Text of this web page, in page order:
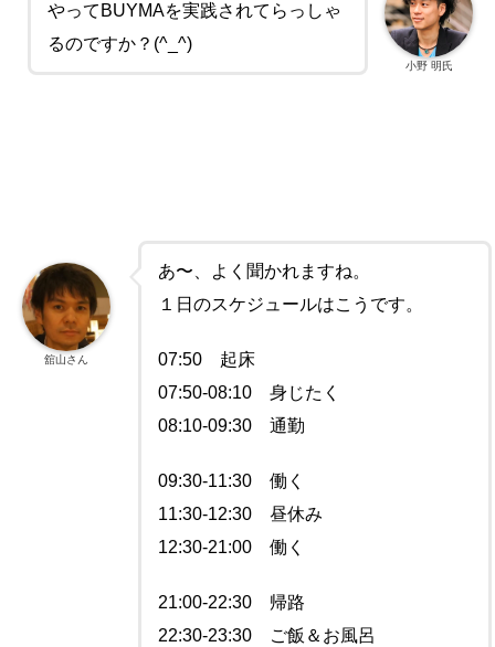
やってBUYMAを実践されてらっしゃ
るのですか？(^_^)
小野 明氏
あ〜、よく聞かれますね。
１日のスケジュールはこうです。
07:50 起床
07:50-08:10 身じたく
08:10-09:30 通勤
09:30-11:30 働く
11:30-12:30 昼休み
12:30-21:00 働く
21:00-22:30 帰路
22:30-23:30 ご飯＆お風呂
舘山さん